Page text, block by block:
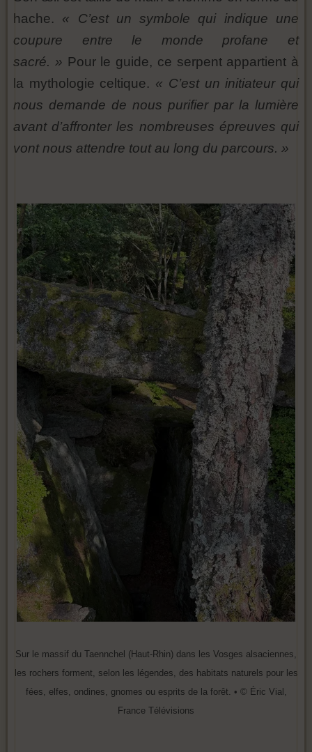
hache. « C’est un symbole qui indique une
coupure entre le monde profane et
sacré. » Pour le guide, ce serpent appartient à
la mythologie celtique. « C’est un initiateur qui
nous demande de nous purifier par la lumière
avant d’affronter les nombreuses épreuves qui
vont nous attendre tout au long du parcours. »
Sur le massif du Taennchel (Haut-Rhin) dans les Vosges alsaciennes,
les rochers forment, selon les légendes, des habitats naturels pour les
fées, elfes, ondines, gnomes ou esprits de la forêt. • © Éric Vial,
France Télévisions